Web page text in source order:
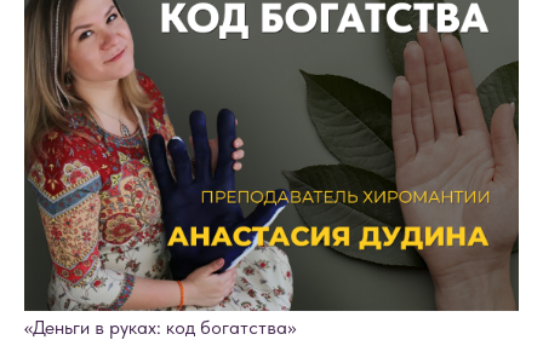
«Деньги в руках: код богатства»